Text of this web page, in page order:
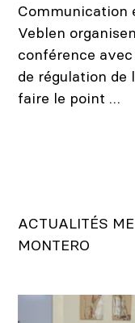
Communication
Veblen
conférence
de régulation de
faire le point …
ACTUALITÉS
MONTERO